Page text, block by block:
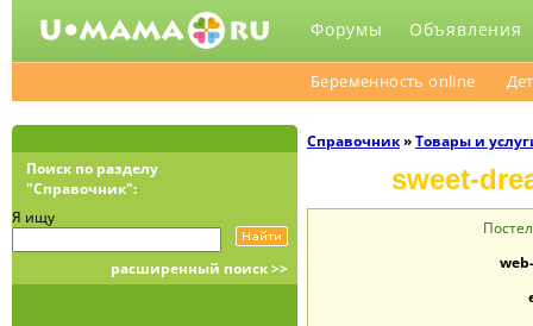
Форумы Объявления
Беременность online
Поиск по разделу
"Справочник":
Я ищу
расширенный поиск >>
Справочник»Товары и
sweet-